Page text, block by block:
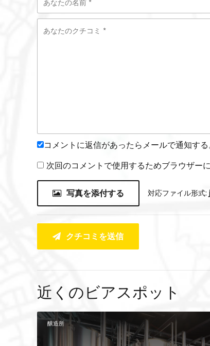
コメントに返信があったらメールで通知する
次回のコメントで使用するためブラウザー
写真を添付する 対応ファイル形式:
クチコミを送信
近くのビアスポット
醸造所